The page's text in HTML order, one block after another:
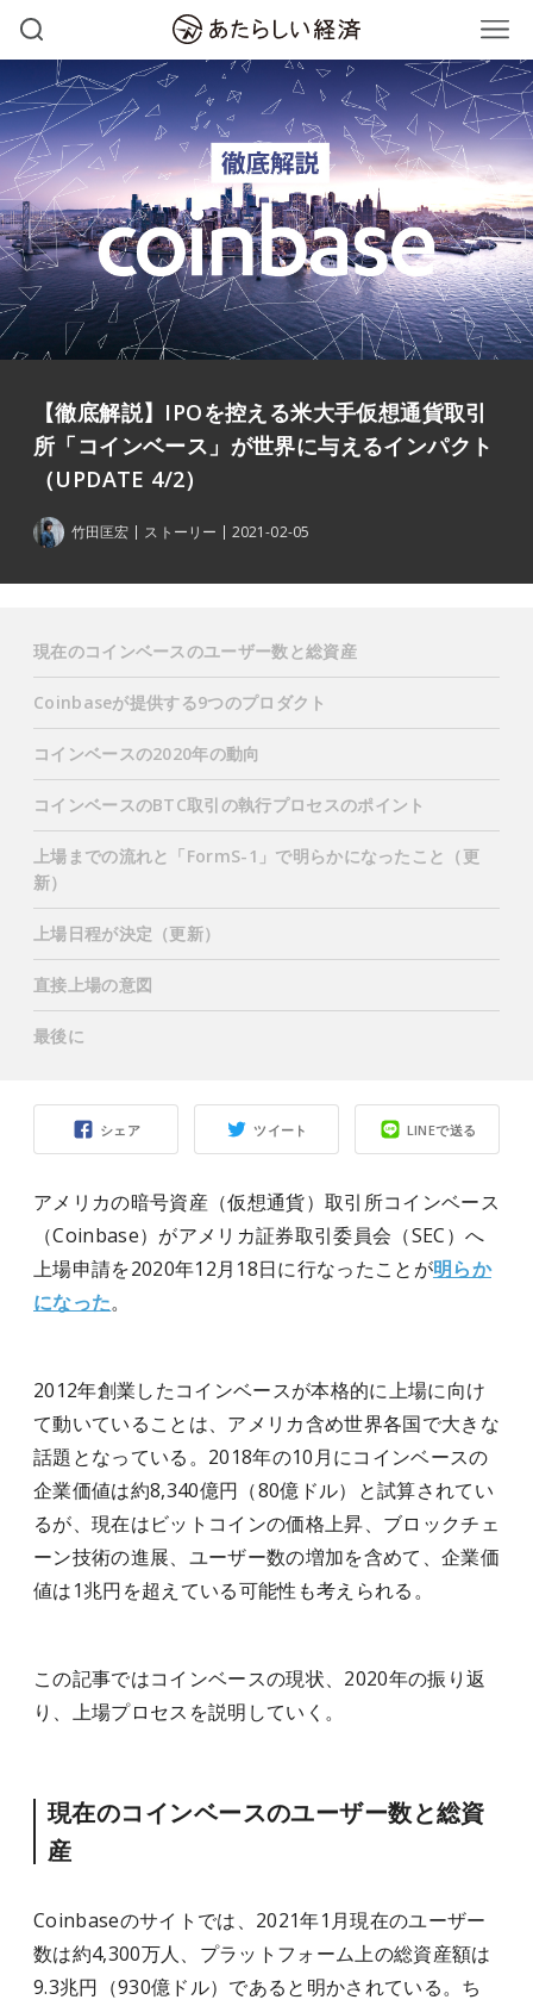
【徹底解説】IPOを控える米大手仮想通貨取引
所「コインベース」が世界に与えるインパクト
（UPDATE 4/2）
竹田匡宏 ストーリー 2021-02-05
シェア ツイート LINEで送る
アメリカの暗号資産（仮想通貨）取引所コインベース
（Coinbase）がアメリカ証券取引委員会（SEC）へ
上場申請を2020年12月18日に行なったことが明らか
になった。
2012年創業したコインベースが本格的に上場に向け
て動いていることは、アメリカ含め世界各国で大きな
話題となっている。2018年の10月にコインベースの
企業価値は約8,340億円（80億ドル）と試算されてい
るが、現在はビットコインの価格上昇、ブロックチェ
ーン技術の進展、ユーザー数の増加を含めて、企業価
値は1兆円を超えている可能性も考えられる。
この記事ではコインベースの現状、2020年の振り返
り、上場プロセスを説明していく。
現在のコインベースのユーザー数と総資
産
Coinbaseのサイトでは、2021年1月現在のユーザー
数は約4,300万人、プラットフォーム上の総資産額は
9.3兆円（930億ドル）であると明かされている。ち
現在のコインベースのユーザー数と総資産
Coinbaseが提供する9つのプロダクト
コインベースの2020年の動向
コインベースのBTC取引の執行プロセスのポイント
上場までの流れと「FormS-1」で明らかになったこと（更
新）
上場日程が決定（更新）
直接上場の意図
最後に